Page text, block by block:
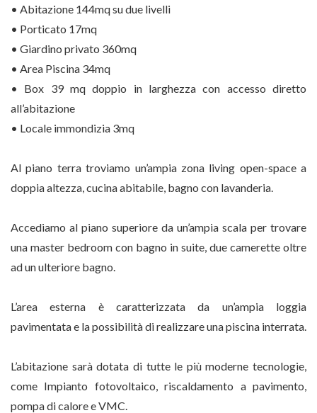
• Abitazione 144mq su due livelli
• Porticato 17mq
• Giardino privato 360mq
• Area Piscina 34mq
• Box 39 mq doppio in larghezza con accesso diretto
all’abitazione
• Locale immondizia 3mq
Al piano terra troviamo un’ampia zona living open-space a
doppia altezza, cucina abitabile, bagno con lavanderia.
Accediamo al piano superiore da un’ampia scala per trovare
una master bedroom con bagno in suite, due camerette oltre
ad un ulteriore bagno.
L’area esterna è caratterizzata da un’ampia loggia
pavimentata e la possibilità di realizzare una piscina interrata.
L’abitazione sarà dotata di tutte le più moderne tecnologie,
come Impianto fotovoltaico, riscaldamento a pavimento,
pompa di calore e VMC.